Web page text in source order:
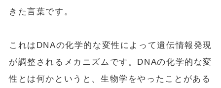
きた言葉です。
これはDNAの化学的な変性によって遺伝情報発現
が調整されるメカニズムです。DNAの化学的な変
性とは何かというと、生物学をやったことがある